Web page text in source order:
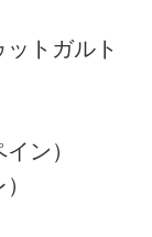
トガルト
ン）